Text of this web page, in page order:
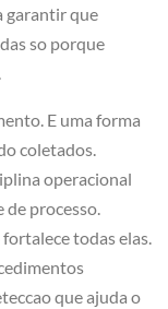
garantir que
so porque
E uma forma
coletados.
operacional
de processo.
todas elas.
que ajuda o